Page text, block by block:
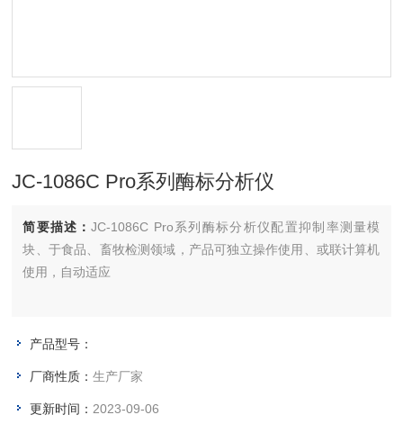
JC-1086C Pro系列酶标分析仪
简要描述：JC-1086C Pro系列酶标分析仪配置抑制率测量模
块、于食品、畜牧检测领域，产品可独立操作使用、或联计算机
使用，自动适应
产品型号：
厂商性质：生产厂家
更新时间： 2023-09-06